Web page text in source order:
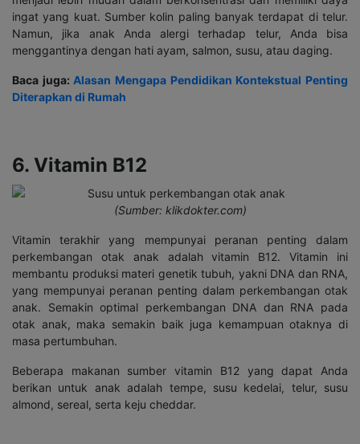
ingat yang kuat. Sumber kolin paling banyak terdapat di telur.
Namun, jika anak Anda alergi terhadap telur, Anda bisa
menggantinya dengan hati ayam, salmon, susu, atau daging.
Baca juga: Alasan Mengapa Pendidikan Kontekstual Penting
Diterapkan di Rumah
6. Vitamin B12
(Sumber: klikdokter.com)
Vitamin terakhir yang mempunyai peranan penting dalam
perkembangan otak anak adalah vitamin B12. Vitamin ini
membantu produksi materi genetik tubuh, yakni DNA dan RNA,
yang mempunyai peranan penting dalam perkembangan otak
anak. Semakin optimal perkembangan DNA dan RNA pada
otak anak, maka semakin baik juga kemampuan otaknya di
masa pertumbuhan.
Beberapa makanan sumber vitamin B12 yang dapat Anda
berikan untuk anak adalah tempe, susu kedelai, telur, susu
almond, sereal, serta keju cheddar.